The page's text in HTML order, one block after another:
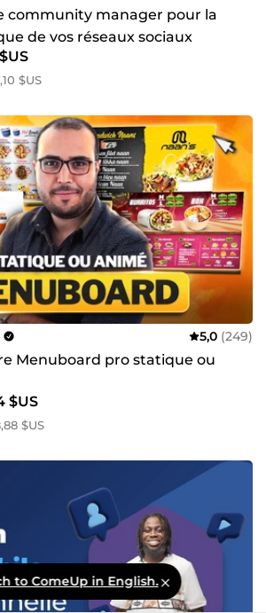
community manager pour la
de vos réseaux sociaux
$US
5,0 (249)
Menuboard pro statique ou
$US
$US
to ComeUp in English.